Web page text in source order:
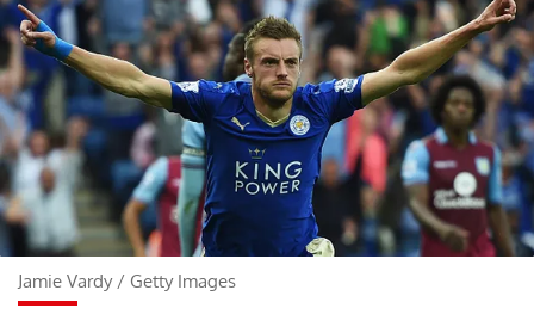
Jamie Vardy/ Getty Images